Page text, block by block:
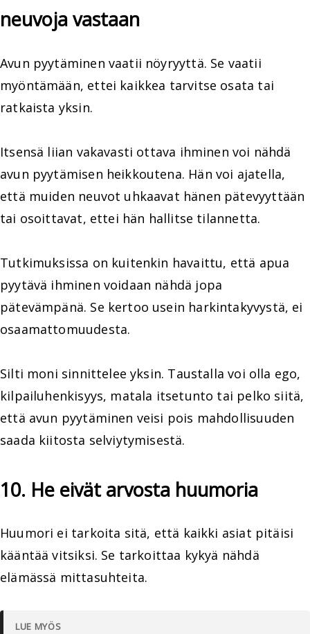
neuvoja vastaan
Avun pyytäminen vaatii nöyryyttä. Se vaatii
myöntämään, ettei kaikkea tarvitse osata tai
ratkaista yksin.
Itsensä liian vakavasti ottava ihminen voi nähdä
avun pyytämisen heikkoutena. Hän voi ajatella,
että muiden neuvot uhkaavat hänen pätevyyttään
tai osoittavat, ettei hän hallitse tilannetta.
Tutkimuksissa on kuitenkin havaittu, että apua
pyytävä ihminen voidaan nähdä jopa
pätevämpänä. Se kertoo usein harkintakyvystä, ei
osaamattomuudesta.
Silti moni sinnittelee yksin. Taustalla voi olla ego,
kilpailuhenkisyys, matala itsetunto tai pelko siitä,
että avun pyytäminen veisi pois mahdollisuuden
saada kiitosta selviytymisestä.
10. He eivät arvosta huumoria
Huumori ei tarkoita sitä, että kaikki asiat pitäisi
kääntää vitsiksi. Se tarkoittaa kykyä nähdä
elämässä mittasuhteita.
LUE MYÖS